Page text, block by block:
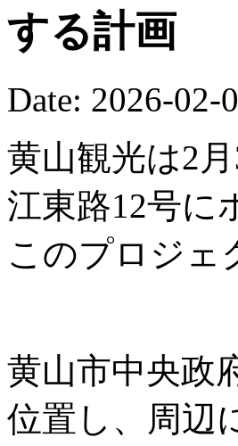
する計画
Date: 2026-02-
黄山観光は2
江東路12号に
このプロジェ
黄山市中央政
位置し、周辺